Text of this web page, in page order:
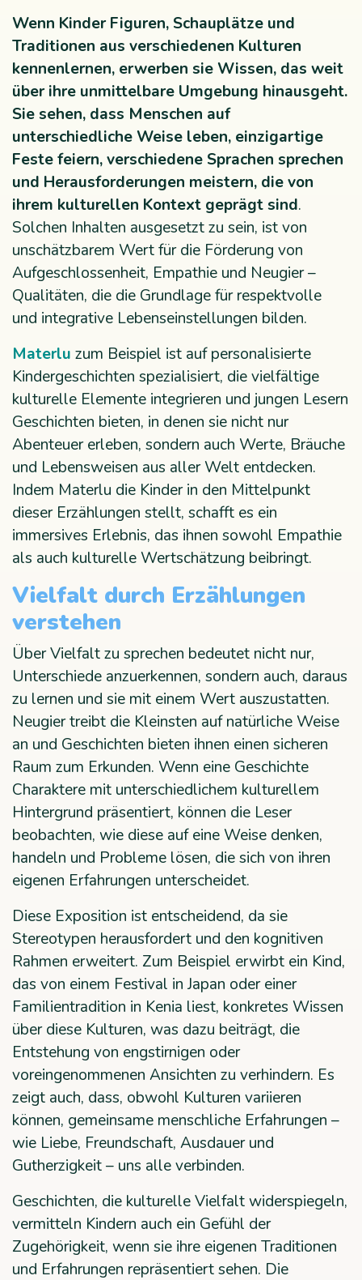
Wenn Kinder Figuren, Schauplätze und
Traditionen aus verschiedenen Kulturen
kennenlernen, erwerben sie Wissen, das weit
über ihre unmittelbare Umgebung hinausgeht.
Sie sehen, dass Menschen auf
unterschiedliche Weise leben, einzigartige
Feste feiern, verschiedene Sprachen sprechen
und Herausforderungen meistern, die von
ihrem kulturellen Kontext geprägt sind.
Solchen Inhalten ausgesetzt zu sein, ist von
unschätzbarem Wert für die Förderung von
Aufgeschlossenheit, Empathie und Neugier –
Qualitäten, die die Grundlage für respektvolle
und integrative Lebenseinstellungen bilden.
Materlu zum Beispiel ist auf personalisierte
Kindergeschichten spezialisiert, die vielfältige
kulturelle Elemente integrieren und jungen Lesern
Geschichten bieten, in denen sie nicht nur
Abenteuer erleben, sondern auch Werte, Bräuche
und Lebensweisen aus aller Welt entdecken.
Indem Materlu die Kinder in den Mittelpunkt
dieser Erzählungen stellt, schafft es ein
immersives Erlebnis, das ihnen sowohl Empathie
als auch kulturelle Wertschätzung beibringt.
Vielfalt durch Erzählungen
verstehen
Über Vielfalt zu sprechen bedeutet nicht nur,
Unterschiede anzuerkennen, sondern auch, daraus
zu lernen und sie mit einem Wert auszustatten.
Neugier treibt die Kleinsten auf natürliche Weise
an und Geschichten bieten ihnen einen sicheren
Raum zum Erkunden. Wenn eine Geschichte
Charaktere mit unterschiedlichem kulturellem
Hintergrund präsentiert, können die Leser
beobachten, wie diese auf eine Weise denken,
handeln und Probleme lösen, die sich von ihren
eigenen Erfahrungen unterscheidet.
Diese Exposition ist entscheidend, da sie
Stereotypen herausfordert und den kognitiven
Rahmen erweitert. Zum Beispiel erwirbt ein Kind,
das von einem Festival in Japan oder einer
Familientradition in Kenia liest, konkretes Wissen
über diese Kulturen, was dazu beiträgt, die
Entstehung von engstirnigen oder
voreingenommenen Ansichten zu verhindern. Es
zeigt auch, dass, obwohl Kulturen variieren
können, gemeinsame menschliche Erfahrungen –
wie Liebe, Freundschaft, Ausdauer und
Gutherzigkeit – uns alle verbinden.
Geschichten, die kulturelle Vielfalt widerspiegeln,
vermitteln Kindern auch ein Gefühl der
Zugehörigkeit, wenn sie ihre eigenen Traditionen
und Erfahrungen repräsentiert sehen. Die